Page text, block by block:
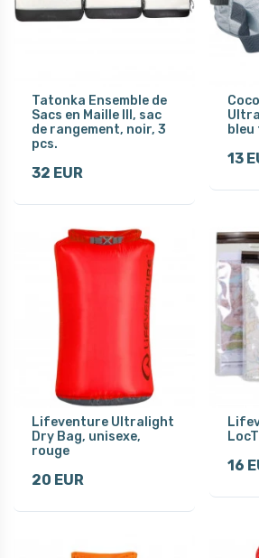
Tatonka Ensemble de
Sacs en Maille III, sac
de rangement, noir, 3
pcs.
32 EUR
bleu
13
Lifeventure Ultralight
Dry Bag, unisexe,
rouge
20 EUR
16